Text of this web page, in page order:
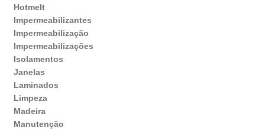
Hotmelt
Impermeabilizantes
Impermeabilização
Impermeabilizações
Isolamentos
Janelas
Laminados
Limpeza
Madeira
Manutenção